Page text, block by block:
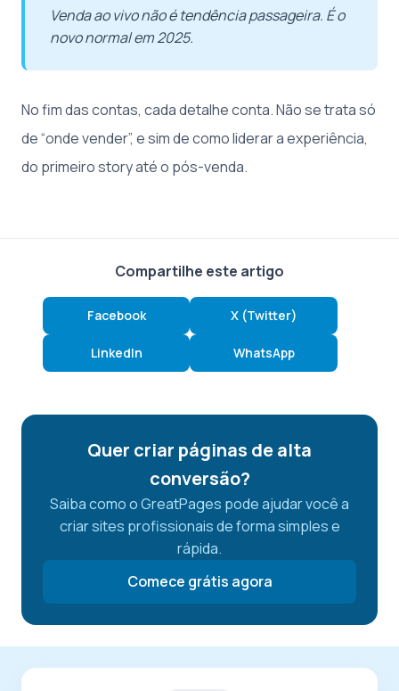
Venda ao vivo não é tendência passageira. É o
novo normal em 2025.
No fim das contas, cada detalhe conta. Não se trata só
de “onde vender”, e sim de como liderar a experiência,
do primeiro story até o pós-venda.
Compartilhe este artigo
Facebook X (Twitter)
LinkedIn WhatsApp
Quer criar páginas de alta
conversão?
Saiba como o GreatPages pode ajudar você a
criar sites profissionais de forma simples e
rápida.
Comece grátis agora